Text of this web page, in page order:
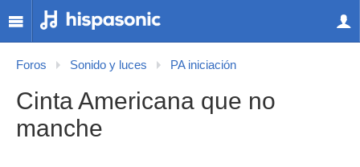
Foros Sonido y luces PA iniciación
Cinta Americana que no
manche